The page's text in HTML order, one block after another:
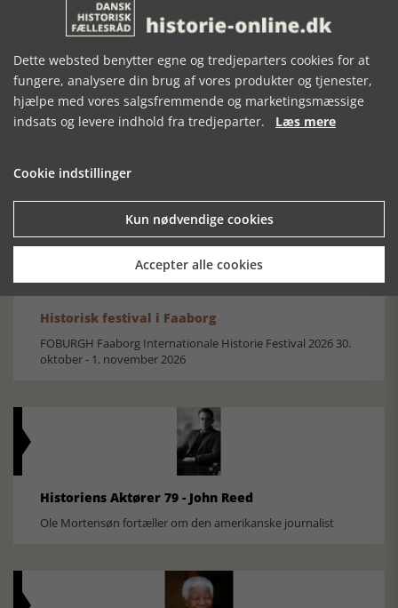
Mosefolket
Historisk festival i Faaborg
FOBURGH Faaborg Internationale Historie Festival 2026 30.
oktober - 1. november 2026
Historiens Aktører 79 - John Reed
Ole Mortensøn fortæller om den amerikanske journalist
Dette websted benytter egne og tredjeparters cookies for at
fungere, analysere din brug af vores produkter og tjenester,
hjælpe med vores salgsfremmende og marketingsmæssige
indsats og levere indhold fra tredjeparter. Læs mere
Cookie indstillinger
Kun nødvendige cookies
Accepter alle cookies